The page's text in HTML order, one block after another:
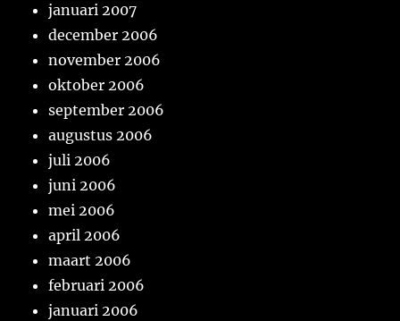
januari 2007
december 2006
november 2006
oktober 2006
september 2006
augustus 2006
juli 2006
juni 2006
mei 2006
april 2006
maart 2006
februari 2006
januari 2006